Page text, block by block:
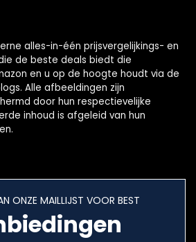
alles-in-één prijsvergelijkings- en
de beste deals biedt die
en u op de hoogte houdt via de
Alle afbeeldingen zijn
door hun respectievelijke
inhoud is afgeleid van hun
ONZE MAILLIJST VOOR BEST